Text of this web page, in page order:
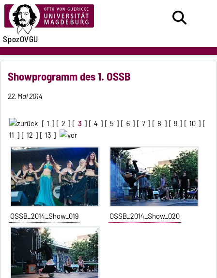
SpozOVGU
Showprogramm des 1. OSSB
22. Mai 2014
[ 1 ] [ 2 ] [ 3 ] [ 4 ] [ 5 ] [ 6 ] [ 7 ] [ 8 ] [ 9 ] [ 10 ] [
11 ] [ 12 ] [ 13 ]
OSSB_2014_Show_019 OSSB_2014_Show_020